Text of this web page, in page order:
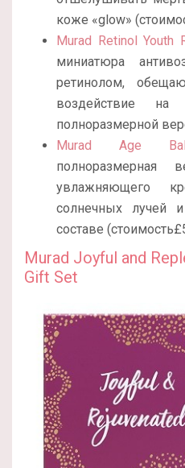
коже «glow»
Murad Retinol Youth
миниатюра
ретинолом,
воздействие на
полноразмерной
Murad Age
полноразмерная
увлажняющего
солнечных
составе
Murad Joyful and
Gift Set